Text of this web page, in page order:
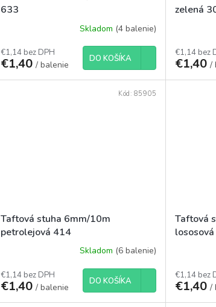
633
Skladom (4 balenie)
€1,14 bez DPH
€1,40 / balenie
DO KOŠÍKA
zelená
€1,14 bez
€1,40/
Taftová stuha 6mm/10m
petrolejová 414
Skladom (6 balenie)
€1,14 bez DPH
€1,40 / balenie
DO KOŠÍKA
Kód: 85905
Taftová
€1,14 bez
€1,40/